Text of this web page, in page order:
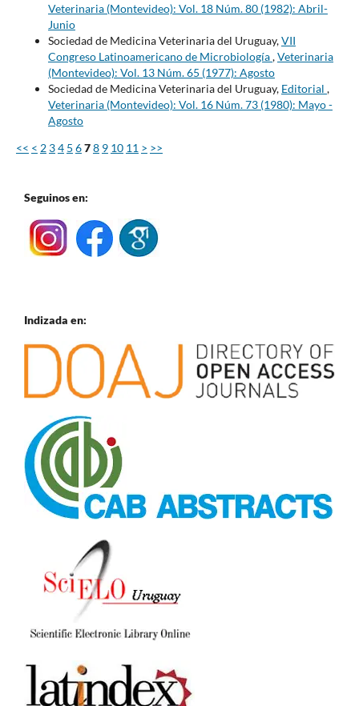
Veterinaria (Montevideo): Vol. 18 Núm. 80 (1982): Abril-
Junio
Sociedad de Medicina Veterinaria del Uruguay,VII
Congreso Latinoamericano de Microbiología,Veterinaria
(Montevideo): Vol. 13 Núm. 65 (1977): Agosto
Sociedad de Medicina Veterinaria del Uruguay, Editorial ,
Veterinaria (Montevideo): Vol. 16 Núm. 73 (1980): Mayo -
Agosto
<< < 2 34 5 678 9 10 11 > >>
Seguinos en:
Indizada en: